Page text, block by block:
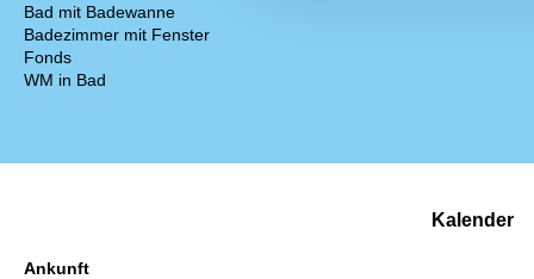
Bad mit Badewanne
Badezimmer mit Fenster
Fonds
WM in Bad
Kalender
Ankunft